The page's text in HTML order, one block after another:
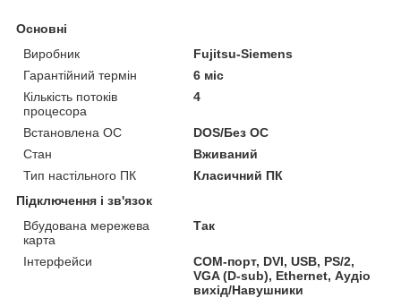
Основні
Виробник
Fujitsu-Siemens
Гарантійний термін
6 міс
Кількість потоків
процесора
4
Встановлена ОС
DOS/Без ОС
Стан
Вживаний
Тип настільного ПК
Класичний ПК
Підключення і зв'язок
Вбудована мережева
карта
Так
Інтерфейси
COM-порт, DVI, USB, PS/2,
VGA (D-sub), Ethernet, Аудіо
вихід/Навушники